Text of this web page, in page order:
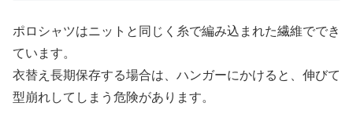
ポロシャツはニットと同じく糸で編み込まれた繊維ででき
ています。
衣替え長期保存する場合は、ハンガーにかけると、伸びて
型崩れしてしまう危険があります。